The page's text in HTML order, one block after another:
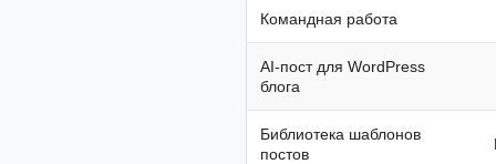
Командная работа
AI-пост для WordPress
блога
Библиотека шаблонов
постов